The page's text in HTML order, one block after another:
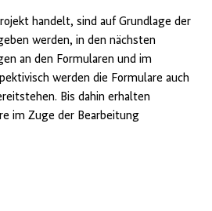
handelt, sind auf Grundlage der
werden, in den nächsten
an den Formularen und im
werden die Formulare auch
Bis dahin erhalten
im Zuge der Bearbeitung